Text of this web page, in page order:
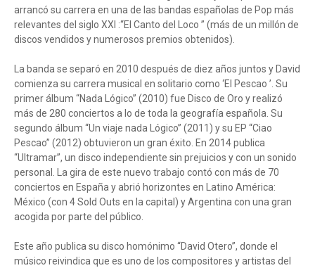
arrancó su carrera en una de las bandas españolas de Pop más
relevantes del siglo XXI :“El Canto del Loco ” (más de un millón de
discos vendidos y numerosos premios obtenidos).
La banda se separó en 2010 después de diez años juntos y David
comienza su carrera musical en solitario como ‘El Pescao ’. Su
primer álbum “Nada Lógico” (2010) fue Disco de Oro y realizó
más de 280 conciertos a lo de toda la geografía española. Su
segundo álbum “Un viaje nada Lógico” (2011) y su EP “Ciao
Pescao” (2012) obtuvieron un gran éxito. En 2014 publica
“Ultramar”, un disco independiente sin prejuicios y con un sonido
personal. La gira de este nuevo trabajo contó con más de 70
conciertos en España y abrió horizontes en Latino América:
México (con 4 Sold Outs en la capital) y Argentina con una gran
acogida por parte del público.
Este año publica su disco homónimo “David Otero”, donde el
músico reivindica que es uno de los compositores y artistas del